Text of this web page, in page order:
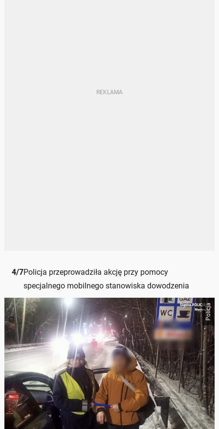
4/7Policja przeprowadziła akcję przy pomocy
specjalnego mobilnego stanowiska dowodzenia
Policja